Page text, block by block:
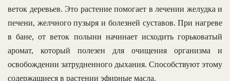
веток деревьев. Это растение помогает в лечении желудка и
печени, желчного пузыря и болезней суставов. При нагреве
в бане, от веток полыни начинает исходить горьковатый
аромат, который полезен для очищения организма и
освобождении затрудненного дыхания. Способствуют этому
содержащиеся в растении эфирные масла.